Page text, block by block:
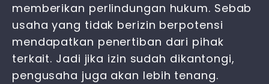
memberikan perlindungan hukum. Sebab
usaha yang tidak berizin berpotensi
mendapatkan penertiban dari pihak
terkait. Jadi jika izin sudah dikantongi,
pengusaha juga akan lebih tenang.